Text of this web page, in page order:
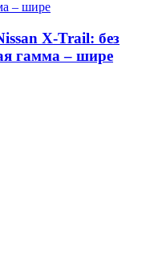
X-Trail: без
гамма – шире